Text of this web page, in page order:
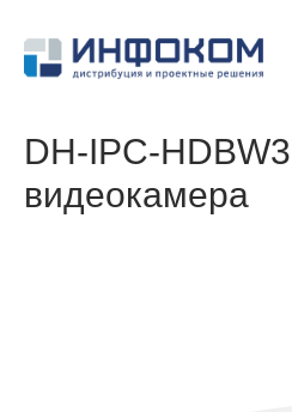
DH-IPC-
видеокамера